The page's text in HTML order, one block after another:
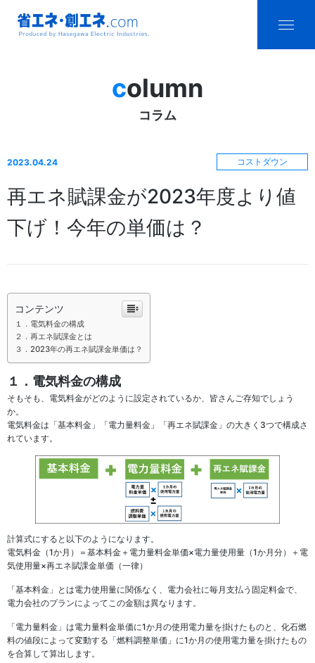
Produced by
Electric
Industries.
column
コラム
2023.04.24 コストダウン
再エネ賦課金が2023年度より値
下げ！今年の単価は？
コンテンツ
１．電気料金の構成
２．再エネ賦課金とは
３．2023年の再エネ賦課金単価は？
１．電気料金の構成
そもそも、電気料金がどのように設定されているか、皆さんご存知でしょう
か。
電気料金は「基本料金」「電力量料金」「再エネ賦課金」の大きく3つで構成さ
れています。
計算式にすると以下のようになります。
電気料金（1か月）＝基本料金＋電力量料金単価×電力量使用量（1か月分）＋電
気使用量×再エネ賦課金単価（一律）
「基本料金」とは電力使用量に関係なく、電力会社に毎月支払う固定料金で、
電力会社のプランによってこの金額は異なります。
「電力量料金」は電力量料金単価に1か月の使用電力量を掛けたものと、化石燃
料の値段によって変動する「燃料調整単価」に1か月の使用電力量を掛けたもの
を合算して算出します。